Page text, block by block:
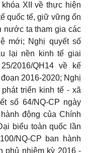
XII về thực hiện
quốc tế, giữ vững ổn
nước ta tham gia các
mới; Nghị quyết số
lại nền kinh tế giai
2016/QH14 về kế
2016-2020; Nghị
triển kinh tế - xã
số 64/NQ-CP ngày
động của Chính
biểu toàn quốc lần
NQ-CP ban hành
phủ nhiệm kỳ 2016 -